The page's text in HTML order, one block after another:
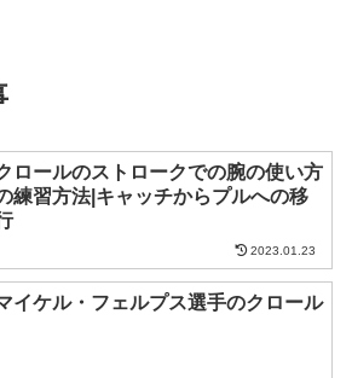
ロールのストロークでの腕の使い方
練習方法|キャッチからプルへの移
2023.01.23
イケル・フェルプス選手のクロール